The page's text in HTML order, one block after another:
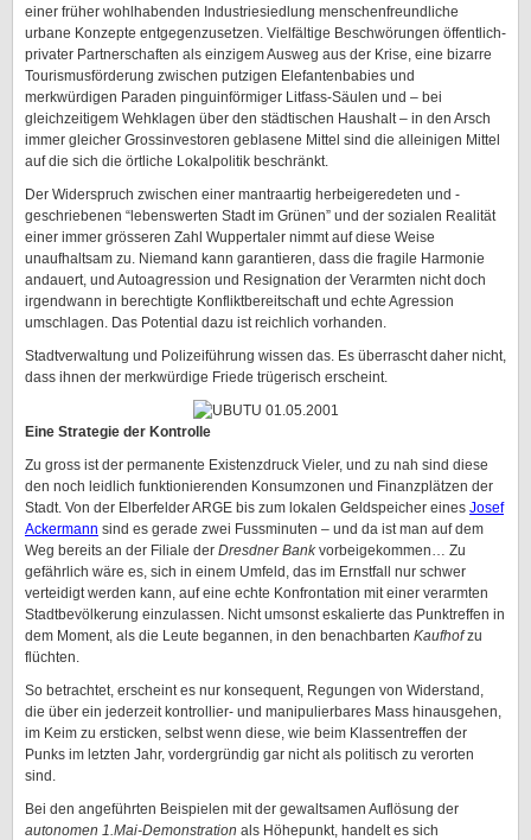
einer früher wohlhabenden Industriesiedlung menschenfreundliche
urbane Konzepte entgegenzusetzen. Vielfältige Beschwörungen öffentlich-
privater Partnerschaften als einzigem Ausweg aus der Krise, eine bizarre
Tourismusförderung zwischen putzigen Elefantenbabies und
merkwürdigen Paraden pinguinförmiger Litfass-Säulen und – bei
gleichzeitigem Wehklagen über den städtischen Haushalt – in den Arsch
immer gleicher Grossinvestoren geblasene Mittel sind die alleinigen Mittel
auf die sich die örtliche Lokalpolitik beschränkt.
Der Widerspruch zwischen einer mantraartig herbeigeredeten und -
geschriebenen “lebenswerten Stadt im Grünen” und der sozialen Realität
einer immer grösseren Zahl Wuppertaler nimmt auf diese Weise
unaufhaltsam zu. Niemand kann garantieren, dass die fragile Harmonie
andauert, und Autoagression und Resignation der Verarmten nicht doch
irgendwann in berechtigte Konfliktbereitschaft und echte Agression
umschlagen. Das Potential dazu ist reichlich vorhanden.
Stadtverwaltung und Polizeiführung wissen das. Es überrascht daher nicht,
dass ihnen der merkwürdige Friede trügerisch erscheint.
Eine Strategie der Kontrolle
Zu gross ist der permanente Existenzdruck Vieler, und zu nah sind diese
den noch leidlich funktionierenden Konsumzonen und Finanzplätzen der
Stadt. Von der Elberfelder ARGE bis zum lokalen Geldspeicher eines Josef
Ackermann sind es gerade zwei Fussminuten – und da ist man auf dem
Weg bereits an der Filiale der Dresdner Bankvorbeigekommen… Zu
gefährlich wäre es, sich in einem Umfeld, das im Ernstfall nur schwer
verteidigt werden kann, auf eine echte Konfrontation mit einer verarmten
Stadtbevölkerung einzulassen. Nicht umsonst eskalierte das Punktreffen in
dem Moment, als die Leute begannen, in den benachbarten Kaufhofzu
flüchten.
So betrachtet, erscheint es nur konsequent, Regungen von Widerstand,
die über ein jederzeit kontrollier- und manipulierbares Mass hinausgehen,
im Keim zu ersticken, selbst wenn diese, wie beim Klassentreffen der
Punks im letzten Jahr, vordergründig gar nicht als politisch zu verorten
sind.
Bei den angeführten Beispielen mit der gewaltsamen Auflösung der
autonomen 1.Mai-Demonstration als Höhepunkt, handelt es sich